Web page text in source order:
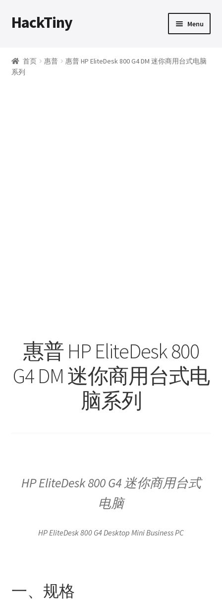
Skip
to
Skip
to
HackTiny Menu
动态
首页 惠普
惠普 HP EliteDesk 800 G4 DM 迷你商用台式电脑
系列
惠普 HP EliteDesk 800
G4 DM 迷你商用台式电
脑系列
HP EliteDesk 800 G4 迷你商用台式
电脑
HP EliteDesk 800 G4 Desktop Mini Business PC
一、规格